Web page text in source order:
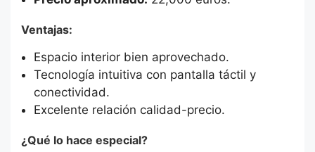
Ventajas:
Espacio interior bien aprovechado.
Tecnología intuitiva con pantalla táctil y
conectividad.
Excelente relación calidad-precio.
¿Qué lo hace especial?